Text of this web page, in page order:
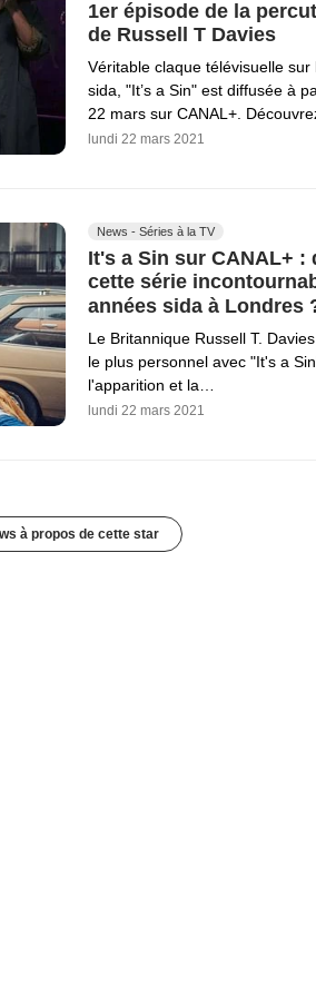
1er épisode de la
de Russell T Davies
Véritable claque télévisuelle sur
sida, "It’s a Sin" est diffusée à
22 mars sur CANAL+.
lundi 22 mars 2021
News - Séries à la TV
It's a Sin sur CANAL+ :
cette série
années sida à Londres
Le Britannique Russell T.
le plus personnel avec "It's a
l'apparition et la…
lundi 22 mars 2021
à propos de cette star